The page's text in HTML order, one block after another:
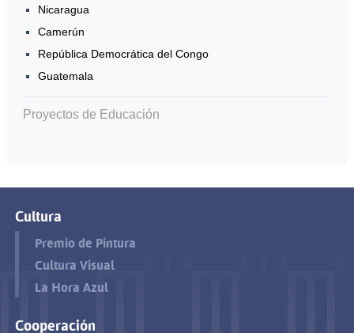
Nicaragua
Camerún
República Democrática del Congo
Guatemala
Proyectos de Educación
Cultura
Premio de Pintura
Cultura Visual
La Hora Azul
Cooperación